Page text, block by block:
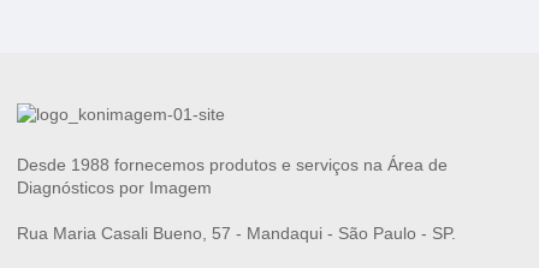
Desde 1988 fornecemos produtos e serviços na Área de
Diagnósticos por Imagem
Rua Maria Casali Bueno, 57 - Mandaqui - São Paulo - SP.